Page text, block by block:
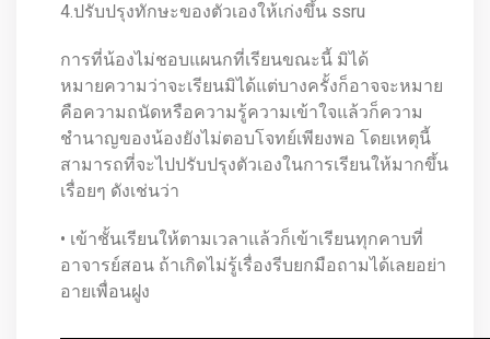
4.ปรับปรุงทักษะของตัวเองให้เก่งขึ้น ssru
การที่น้องไม่ชอบแผนกที่เรียนขณะนี้ มิได้
หมายความว่าจะเรียนมิได้แต่บางครั้งก็อาจจะหมาย
คือความถนัดหรือความรู้ความเข้าใจแล้วก็ความ
ชำนาญของน้องยังไม่ตอบโจทย์เพียงพอ โดยเหตุนี้
สามารถที่จะไปปรับปรุงตัวเองในการเรียนให้มากขึ้น
เรื่อยๆ ดังเช่นว่า
• เข้าชั้นเรียนให้ตามเวลาแล้วก็เข้าเรียนทุกคาบที่
อาจารย์สอน ถ้าเกิดไม่รู้เรื่องรีบยกมือถามได้เลยอย่า
อายเพื่อนฝูง